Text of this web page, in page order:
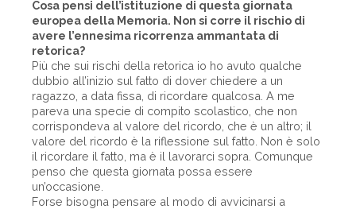
Cosa pensi dell’istituzione di questa giornata
europea della Memoria. Non si corre il rischio di
avere l’ennesima ricorrenza ammantata di
retorica?
Più che sui rischi della retorica io ho avuto qualche
dubbio all’inizio sul fatto di dover chiedere a un
ragazzo, a data fissa, di ricordare qualcosa. A me
pareva una specie di compito scolastico, che non
corrispondeva al valore del ricordo, che è un altro; il
valore del ricordo è la riflessione sul fatto. Non è solo
il ricordare il fatto, ma è il lavorarci sopra. Comunque
penso che questa giornata possa essere
un’occasione.
Forse bisogna pensare al modo di avvicinarsi a